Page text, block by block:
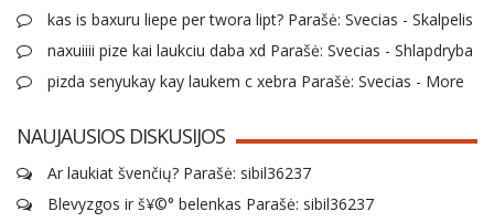
kas is baxuru liepe per twora lipt? Parašė: Svecias - Skalpelis
naxuiiii pize kai laukciu daba xd Parašė: Svecias - Shlapdryba
pizda senyukay kay laukem c xebra Parašė: Svecias - More
NAUJAUSIOS DISKUSIJOS
Ar laukiat švenčių? Parašė: sibil36237
Blevyzgos ir š¥©° belenkas Parašė: sibil36237